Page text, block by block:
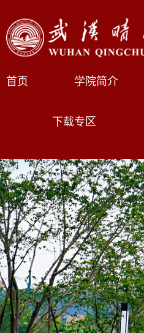
首页 学院简介
下载专区